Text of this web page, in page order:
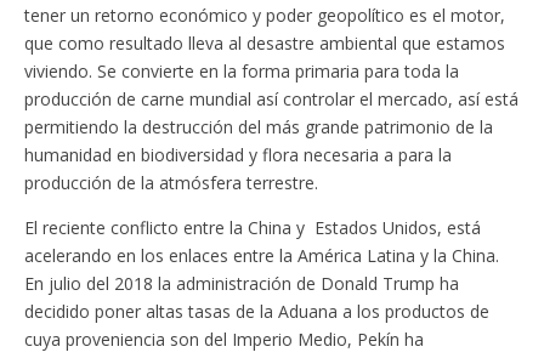
tener un retorno económico y poder geopolítico es el motor,
que como resultado lleva al desastre ambiental que estamos
viviendo. Se convierte en la forma primaria para toda la
producción de carne mundial así controlar el mercado, así está
permitiendo la destrucción del más grande patrimonio de la
humanidad en biodiversidad y flora necesaria a para la
producción de la atmósfera terrestre.
El reciente conflicto entre la China y Estados Unidos, está
acelerando en los enlaces entre la América Latina y la China.
En julio del 2018 la administración de Donald Trump ha
decidido poner altas tasas de la Aduana a los productos de
cuya proveniencia son del Imperio Medio, Pekín ha